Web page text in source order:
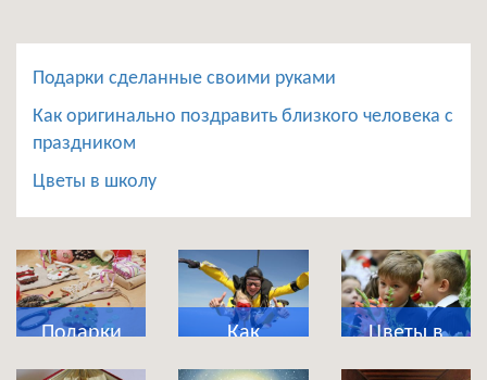
Подарки сделанные своими руками
Как оригинально поздравить близкого человека с
праздником
Цветы в школу
Подарки
сделанные
Как
оригинально
Цветы в
школу